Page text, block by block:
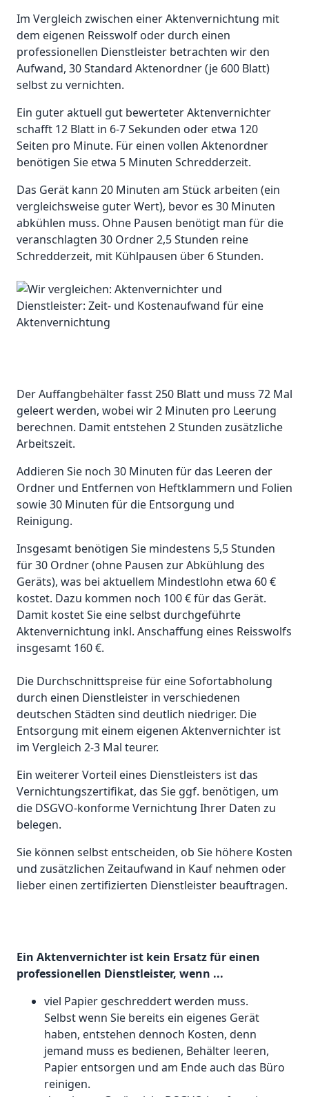
Im Vergleich zwischen einer Aktenvernichtung mit
dem eigenen Reisswolf oder durch einen
professionellen Dienstleister betrachten wir den
Aufwand, 30 Standard Aktenordner (je 600 Blatt)
selbst zu vernichten.
Ein guter aktuell gut bewerteter Aktenvernichter
schafft 12 Blatt in 6-7 Sekunden oder etwa 120
Seiten pro Minute. Für einen vollen Aktenordner
benötigen Sie etwa 5 Minuten Schredderzeit.
Das Gerät kann 20 Minuten am Stück arbeiten (ein
vergleichsweise guter Wert), bevor es 30 Minuten
abkühlen muss. Ohne Pausen benötigt man für die
veranschlagten 30 Ordner 2,5 Stunden reine
Schredderzeit, mit Kühlpausen über 6 Stunden.
Der Auffangbehälter fasst 250 Blatt und muss 72 Mal
geleert werden, wobei wir 2 Minuten pro Leerung
berechnen. Damit entstehen 2 Stunden zusätzliche
Arbeitszeit.
Addieren Sie noch 30 Minuten für das Leeren der
Ordner und Entfernen von Heftklammern und Folien
sowie 30 Minuten für die Entsorgung und
Reinigung.
Insgesamt benötigen Sie mindestens 5,5 Stunden
für 30 Ordner (ohne Pausen zur Abkühlung des
Geräts), was bei aktuellem Mindestlohn etwa 60 €
kostet. Dazu kommen noch 100 € für das Gerät.
Damit kostet Sie eine selbst durchgeführte
Aktenvernichtung inkl. Anschaffung eines Reisswolfs
insgesamt 160 €.
Die Durchschnittspreise für eine Sofortabholung
durch einen Dienstleister in verschiedenen
deutschen Städten sind deutlich niedriger. Die
Entsorgung mit einem eigenen Aktenvernichter ist
im Vergleich 2-3 Mal teurer.
Ein weiterer Vorteil eines Dienstleisters ist das
Vernichtungszertifikat, das Sie ggf. benötigen, um
die DSGVO-konforme Vernichtung Ihrer Daten zu
belegen.
Sie können selbst entscheiden, ob Sie höhere Kosten
und zusätzlichen Zeitaufwand in Kauf nehmen oder
lieber einen zertifizierten Dienstleister beauftragen.
Ein Aktenvernichter ist kein Ersatz für einen
professionellen Dienstleister, wenn ...
viel Papier geschreddert werden muss.
Selbst wenn Sie bereits ein eigenes Gerät
haben, entstehen dennoch Kosten, denn
jemand muss es bedienen, Behälter leeren,
Papier entsorgen und am Ende auch das Büro
reinigen.